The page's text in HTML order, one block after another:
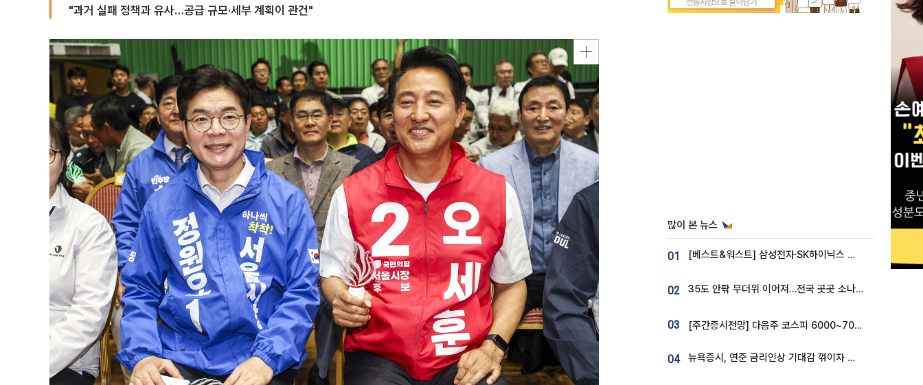
"과거 실패 정책과 유사…공급 규모·세부 계획이 관건"
많이 본 뉴스
01 [베스트&워스트] 삼성전자·SK하이닉스 밀린 한 주…상상인증권은 85% 급등
02 35도 안팎 무더위 이어져…전국 곳곳 소나기 [오늘 날씨]
03 [주간증시전망] 다음주 코스피 6000~7000⋯“外人 수급은 정책이 변수”
04 뉴욕증시, 연준 금리인상 기대감 꺾이자 상승...S&P500 사상 최고치 [종합]